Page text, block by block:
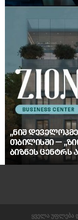
„ᲜᲘᲨ
ᲗᲑᲘᲚᲘᲡᲨᲘ —
ᲑᲘᲖᲜᲔᲡ ᲪᲔᲜᲢᲠᲡ
ყველა